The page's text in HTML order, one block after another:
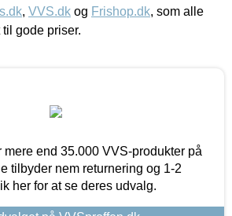
, VVS.dk og Frishop.dk, som alle
til gode priser.
mere end 35.000 VVS-produkter på
tilbyder nem returnering og 1-2
her for at se deres udvalg.